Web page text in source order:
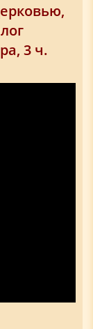
3 ч.